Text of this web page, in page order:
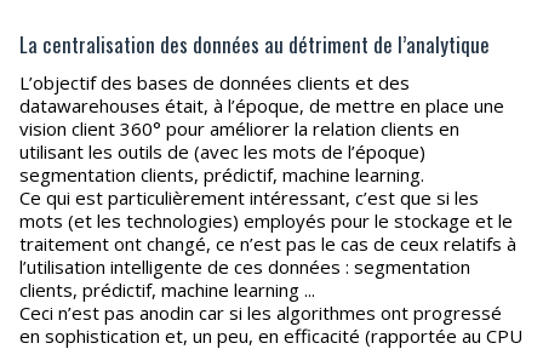
La centralisation des données au détriment de l’analytique
L’objectif des bases de données clients et des
datawarehouses était, à l’époque, de mettre en place une
vision client 360° pour améliorer la relation clients en
utilisant les outils de (avec les mots de l’époque)
segmentation clients, prédictif, machine learning.
Ce qui est particulièrement intéressant, c’est que si les
mots (et les technologies) employés pour le stockage et le
traitement ont changé, ce n’est pas le cas de ceux relatifs à
l’utilisation intelligente de ces données : segmentation
clients, prédictif, machine learning ...
Ceci n’est pas anodin car si les algorithmes ont progressé
en sophistication et, un peu, en efficacité (rapportée au CPU